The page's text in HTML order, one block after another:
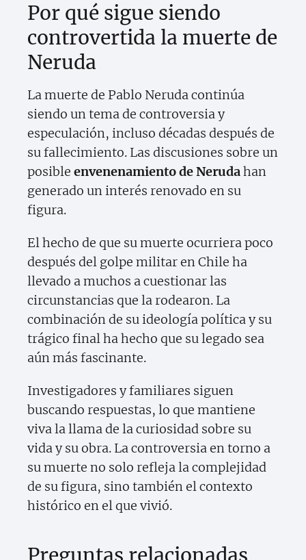
Por qué sigue siendo
controvertida la muerte de
Neruda
La muerte de Pablo Neruda continúa
siendo un tema de controversia y
especulación, incluso décadas después de
su fallecimiento. Las discusiones sobre un
posible envenenamiento de Nerudahan
generado un interés renovado en su
figura.
El hecho de que su muerte ocurriera poco
después del golpe militar en Chile ha
llevado a muchos a cuestionar las
circunstancias que la rodearon. La
combinación de su ideología política y su
trágico final ha hecho que su legado sea
aún más fascinante.
Investigadores y familiares siguen
buscando respuestas, lo que mantiene
viva la llama de la curiosidad sobre su
vida y su obra. La controversia en torno a
su muerte no solo refleja la complejidad
de su figura, sino también el contexto
histórico en el que vivió.